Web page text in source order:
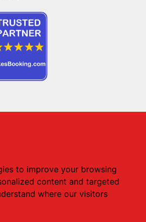
to improve your browsing
content and targeted
where our visitors
23988 , Mob:+ 30 69323